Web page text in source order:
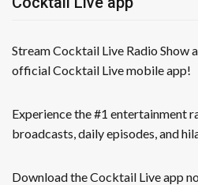
Stream Cocktail Live Radio Show
official Cocktail Live mobile app!
Experience the #1 entertainment
broadcasts, daily episodes, and
Download the Cocktail Live app